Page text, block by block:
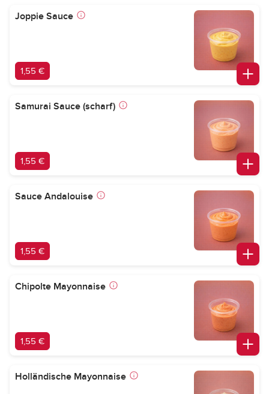
Joppie Sauce
1,55 €
Samurai Sauce (scharf)
1,55 €
Sauce Andalouise
1,55 €
Chipolte Mayonnaise
1,55 €
Holländische Mayonnaise